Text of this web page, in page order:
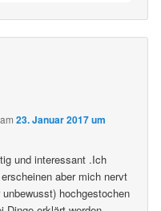
am23. Januar 2017 um
und interessant .Ich
aber mich nervt
hochgestochen